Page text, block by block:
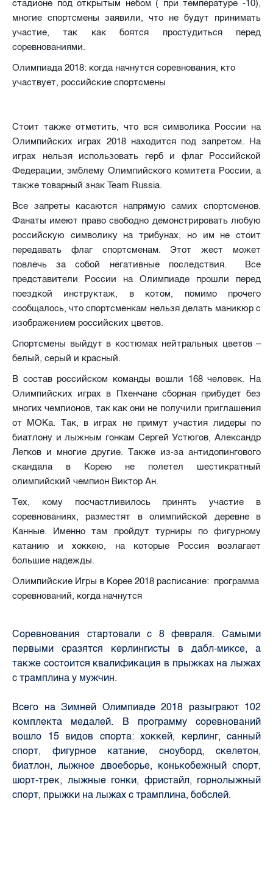
стадионе под открытым небом ( при температуре -10),
многие спортсмены заявили, что не будут принимать
участие, так как боятся простудиться перед
соревнованиями.
Олимпиада 2018: когда начнутся соревнования, кто
участвует, российские спортсмены
Стоит также отметить, что вся символика России на
Олимпийских играх 2018 находится под запретом. На
играх нельзя использовать герб и флаг Российской
Федерации, эмблему Олимпийского комитета России, а
также товарный знак Team Russia.
Все запреты касаются напрямую самих спортсменов.
Фанаты имеют право свободно демонстрировать любую
российскую символику на трибунах, но им не стоит
передавать флаг спортсменам. Этот жест может
повлечь за собой негативные последствия. Все
представители России на Олимпиаде прошли перед
поездкой инструктаж, в котом, помимо прочего
сообщалось, что спортсменкам нельзя делать маникюр с
изображением российских цветов.
Спортсмены выйдут в костюмах нейтральных цветов –
белый, серый и красный.
В состав российском команды вошли 168 человек. На
Олимпийских играх в Пхенчане сборная прибудет без
многих чемпионов, так как они не получили приглашения
от МОКа. Так, в играх не примут участия лидеры по
биатлону и лыжным гонкам Сергей Устюгов, Александр
Легков и многие другие. Также из-за антидопингового
скандала в Корею не полетел шестикратный
олимпийский чемпион Виктор Ан.
Тех, кому посчастливилось принять участие в
соревнованиях, разместят в олимпийской деревне в
Канные. Именно там пройдут турниры по фигурному
катанию и хоккею, на которые Россия возлагает
большие надежды.
Олимпийские Игры в Корее 2018 расписание: программа
соревнований, когда начнутся
Соревнования стартовали с 8 февраля. Самыми
первыми сразятся керлингисты в дабл-миксе, а
также состоится квалификация в прыжках на лыжах
с трамплина у мужчин.
Всего на Зимней Олимпиаде 2018 разыграют 102
комплекта медалей. В программу соревнований
вошло 15 видов спорта: хоккей, керлинг, санный
спорт, фигурное катание, сноуборд, скелетон,
биатлон, лыжное двоеборье, конькобежный спорт,
шорт-трек, лыжные гонки, фристайл, горнолыжный
спорт, прыжки на лыжах с трамплина, бобслей.